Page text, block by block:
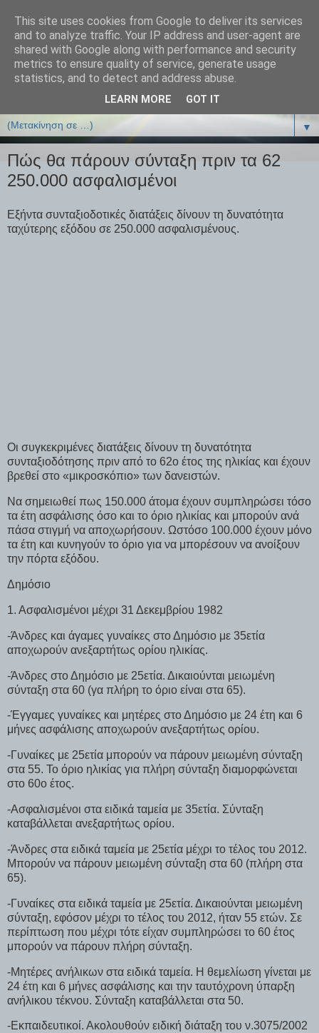
ΒΙΟΛΟΓΙΑonline.gr
Online Μαθήματα Βιολογίας
▼
Πώς θα πάρουν σύνταξη πριν τα 62
250.000 ασφαλισμένοι
Εξήντα συνταξιοδοτικές διατάξεις δίνουν τη δυνατότητα
ταχύτερης εξόδου σε 250.000 ασφαλισμένους.
Οι συγκεκριμένες διατάξεις δίνουν τη δυνατότητα
συνταξιοδότησης πριν από το 62ο έτος της ηλικίας και έχουν
βρεθεί στο «μικροσκόπιο» των δανειστών.
Να σημειωθεί πως 150.000 άτομα έχουν συμπληρώσει τόσο
τα έτη ασφάλισης όσο και το όριο ηλικίας και μπορούν ανά
πάσα στιγμή να αποχωρήσουν. Ωστόσο 100.000 έχουν μόνο
τα έτη και κυνηγούν το όριο για να μπορέσουν να ανοίξουν
την πόρτα εξόδου.
Δημόσιο
1. Ασφαλισμένοι μέχρι 31 Δεκεμβρίου 1982
-Άνδρες και άγαμες γυναίκες στο Δημόσιο με 35ετία
αποχωρούν ανεξαρτήτως ορίου ηλικίας.
-Άνδρες στο Δημόσιο με 25ετία. Δικαιούνται μειωμένη
σύνταξη στα 60 (γα πλήρη το όριο είναι στα 65).
-Έγγαμες γυναίκες και μητέρες στο Δημόσιο με 24 έτη και 6
μήνες ασφάλισης αποχωρούν ανεξαρτήτως ορίου.
-Γυναίκες με 25ετία μπορούν να πάρουν μειωμένη σύνταξη
στα 55. Το όριο ηλικίας για πλήρη σύνταξη διαμορφώνεται
στο 60ο έτος.
-Ασφαλισμένοι στα ειδικά ταμεία με 35ετία. Σύνταξη
καταβάλλεται ανεξαρτήτως ορίου.
-Άνδρες στα ειδικά ταμεία με 25ετία μέχρι το τέλος του 2012.
Μπορούν να πάρουν μειωμένη σύνταξη στα 60 (πλήρη στα
65).
-Γυναίκες στα ειδικά ταμεία με 25ετία. Δικαιούνται μειωμένη
σύνταξη, εφόσον μέχρι το τέλος του 2012, ήταν 55 ετών. Σε
περίπτωση που μέχρι τότε είχαν συμπληρώσει το 60 έτος
μπορούν να πάρουν πλήρη σύνταξη.
-Μητέρες ανήλικων στα ειδικά ταμεία. Η θεμελίωση γίνεται με
24 έτη και 6 μήνες ασφάλισης και την ταυτόχρονη ύπαρξη
ανήλικου τέκνου. Σύνταξη καταβάλλεται στα 50.
-Εκπαιδευτικοί. Ακολουθούν ειδική διάταξη του ν.3075/2002
This site uses cookies from Google to deliver its services
and to analyze traffic. Your IP address and user-agent are
shared with Google along with performance and security
metrics to ensure quality of service, generate usage
statistics, and to detect and address abuse.
LEARN MORE GOT IT